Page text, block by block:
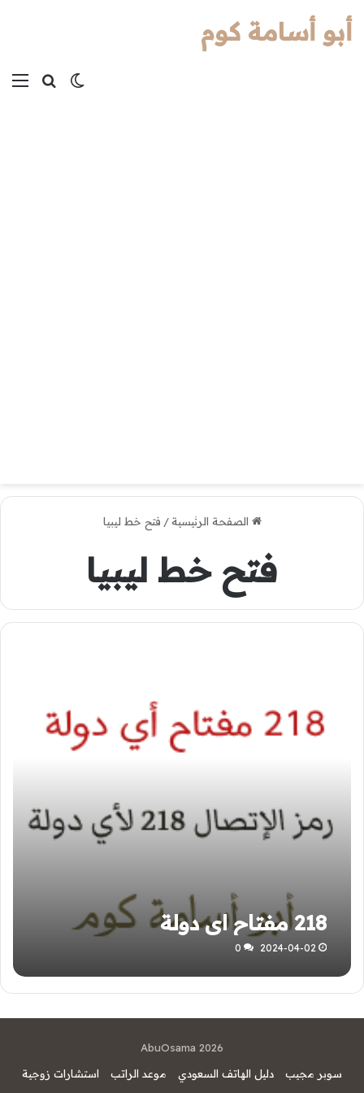
بحثالوضع
أبو أسامة كوم
الصفحة الرئيسية / فتح خط ليبيا
فتح خط ليبيا
218 مفتاح اي دولة
2024-04-02
0
AbuOsama 2026
سوبر مجيب
دليل الهاتف السعودي موعد الراتب استشارات زوجية